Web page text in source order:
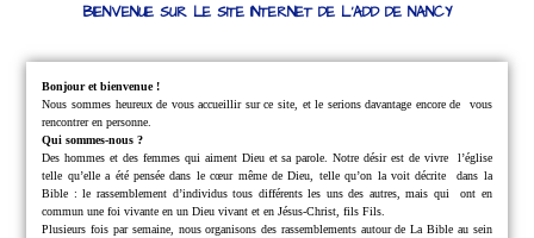
BIENVENUE SUR LE SITE INTERNET DE L'ADD DE NANCY
Bonjour et bienvenue !
Nous sommes heureux de vous accueillir sur ce site, et le serions davantage encore de vous
rencontrer en personne.
Qui sommes-nous ?
Des hommes et des femmes qui aiment Dieu et sa parole.Notre désir est de vivre l’église
telle qu’elle a été pensée dans le cœur même de Dieu, telle qu’on la voit décritedans la
Bible : le rassemblement d’individus tous différents les uns des autres, mais quiont en
commun une foi vivante en un Dieu vivant et en Jésus-Christ, fils Fils.
Plusieurs fois par semaine, nous organisons des rassemblements autour de La Bible au sein